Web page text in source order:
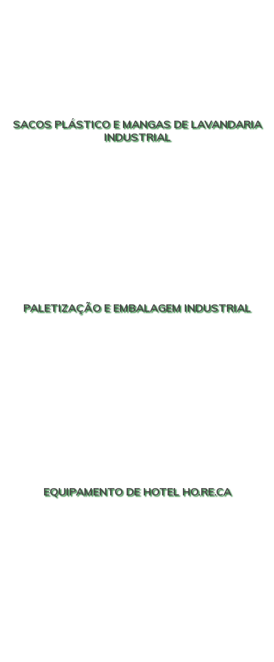
SACOS PLÁSTICO E MANGAS DE LAVANDARIA
INDUSTRIAL
PALETIZAÇÃO E EMBALAGEM INDUSTRIAL
EQUIPAMENTO DE HOTEL HO.RE.CA